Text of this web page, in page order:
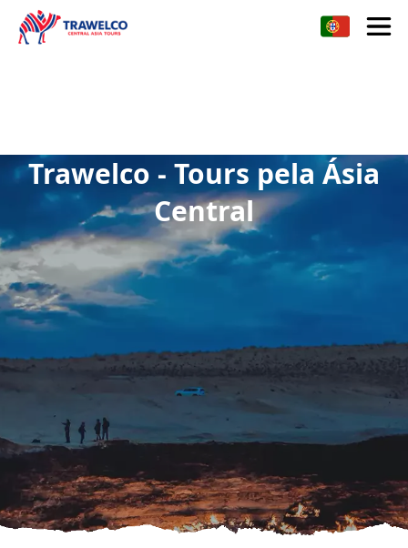
Trawelco - Tours pela Ásia
Central